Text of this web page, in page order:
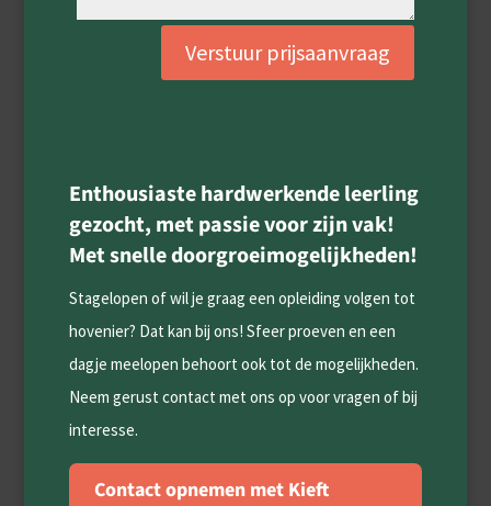
Verstuur prijsaanvraag
Enthousiaste hardwerkende leerling
gezocht, met passie voor zijn vak!
Met snelle doorgroeimogelijkheden!
Stagelopen of wil je graag een opleiding volgen tot
hovenier? Dat kan bij ons! Sfeer proeven en een
dagje meelopen behoort ook tot de mogelijkheden.
Neem gerust contact met ons op voor vragen of bij
interesse.
Contact opnemen met Kieft